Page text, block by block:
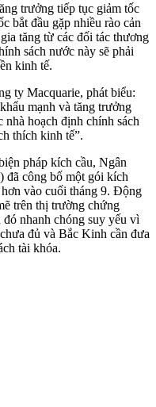
trưởng tiếp tục giảm tốc
bắt đầu gặp nhiều rào cản
tăng từ các đối tác thương
sách nước này sẽ phải
kinh tế.
ty Macquarie, phát biểu:
mạnh và tăng trưởng
hoạch định chính sách
thí‌ch kinh tế”.
pháp kích cầu, Ngân
đã công bố một gói kíc‌h
vào cuối tháng 9. Động
trên thị trường chứng
nhanh chóng suy yếu vì
đủ và Bắc Kinh cần đưa
tài khóa.